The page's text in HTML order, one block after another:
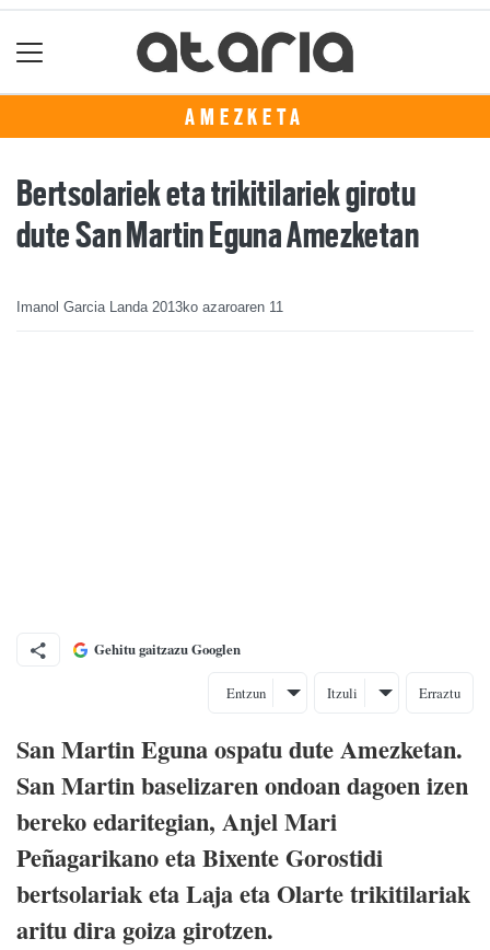
AMEZKETA
Bertsolariek eta trikitilariek girotu
dute San Martin Eguna Amezketan
Imanol Garcia Landa 2013ko azaroaren 11
Gehitu gaitzazu Googlen
Entzun Itzuli Erraztu
San Martin Eguna ospatu dute Amezketan.
San Martin baselizaren ondoan dagoen izen
bereko edaritegian, Anjel Mari
Peñagarikano eta Bixente Gorostidi
bertsolariak eta Laja eta Olarte trikitilariak
aritu dira goiza girotzen.